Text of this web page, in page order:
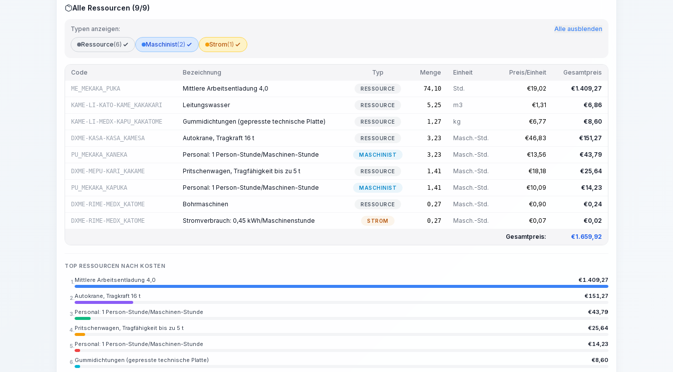
Alle Ressourcen (9/9)
Typen anzeigen: Alle ausblenden
Ressource(6) Maschinist(2) Strom(1)
Code Bezeichnung Typ Menge Einheit Preis/Einheit Gesamtpreis
ME_MEKAKA_PUKA Mittlere Arbeitsentladung 4,0 RESSOURCE 74,10 Std. €19,02 €1.409,27
KAME-LI-KATO-KAME_KAKAKARI Leitungswasser RESSOURCE 5,25 m3 €1,31 €6,86
KAME-LI-MEDX-KAPU_KAKATOME Gummidichtungen (gepresste technische Platte) RESSOURCE 1,27 kg €6,77 €8,60
DXME-KASA-KASA_KAMESA Autokrane, Tragkraft 16 t RESSOURCE 3,23 Masch.-Std. €46,83 €151,27
PU_MEKAKA_KANEKA Personal: 1 Person-Stunde/Maschinen-Stunde MASCHINIST 3,23 Masch.-Std. €13,56 €43,79
DXME-MEPU-KARI_KAKAME Pritschenwagen, Tragfähigkeit bis zu 5 t RESSOURCE 1,41 Masch.-Std. €18,18 €25,64
PU_MEKAKA_KAPUKA Personal: 1 Person-Stunde/Maschinen-Stunde MASCHINIST 1,41 Masch.-Std. €10,09 €14,23
DXME-RIME-MEDX_KATOME Bohrmaschinen RESSOURCE 0,27 Masch.-Std. €0,90 €0,24
DXME-RIME-MEDX_KATOME Stromverbrauch: 0,45 kWh/Maschinenstunde STROM 0,27 Masch.-Std. €0,07 €0,02
Gesamtpreis: €1.659,92
TOP RESSOURCEN NACH KOSTEN
1. Mittlere Arbeitsentladung 4,0 €1.409,27
2. Autokrane, Tragkraft 16 t €151,27
3. Personal: 1 Person-Stunde/Maschinen-Stunde €43,79
4. Pritschenwagen, Tragfähigkeit bis zu 5 t €25,64
5. Personal: 1 Person-Stunde/Maschinen-Stunde €14,23
6. Gummidichtungen (gepresste technische Platte) €8,60